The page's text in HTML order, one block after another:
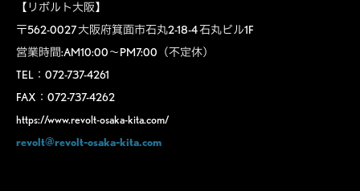
【リボルト大阪】
〒562-0027 大阪府箕面市石丸2-18-4 石丸ビル1F
営業時間:AM10:00～PM7:00（不定休）
TEL：072-737-4261
FAX：072-737-4262
https://www.revolt-osaka-kita.com/
revolt@revolt-osaka-kita.com